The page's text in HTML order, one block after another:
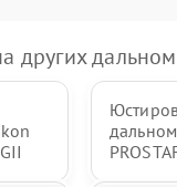
других